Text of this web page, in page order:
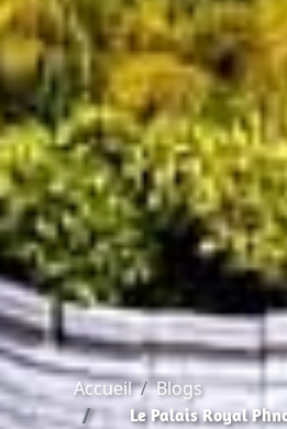
Accueil Blogs
Le Palais Royal